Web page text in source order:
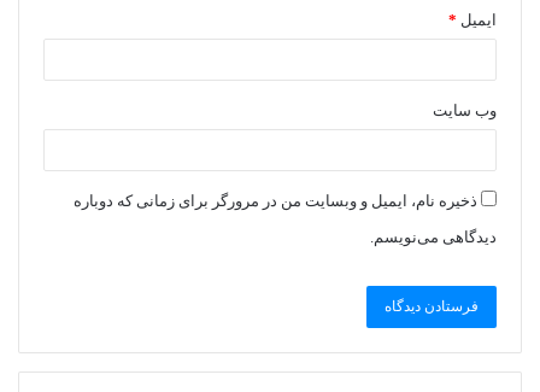
ایمیل *
وب‌ سایت
ذخیره نام، ایمیل و وبسایت من در مرورگر برای زمانی که دوباره
دیدگاهی می‌نویسم.